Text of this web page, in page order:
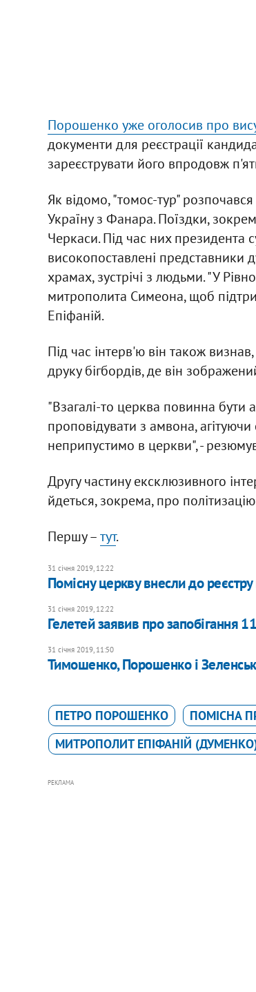
Порошенко уже оголосив про
документи для реєстрації
зареєструвати його впродовж
Як відомо, "томос-тур"
Україну з Фанара. Поїздки,
Черкаси. Під час них президента
високопоставлені представники
храмах, зустрічі з людьми. "У
митрополита Симеона, щоб
Епіфаній.
Під час інтерв'ю він також
друку бігбордів, де він
"Взагалі-то церква повинна
проповідувати з амвона,
неприпустимо в церкви", -
Другу частину ексклюзивного
йдеться, зокрема, про
Першу –тут.
31 січня 2019, 12:22
Помісну церкву внесли до
31 січня 2019, 12:22
Гелетей заявив про запобігання
31 січня 2019, 11:50
Тимошенко, Порошенко і
ПЕТРО ПОРОШЕНКО ПОМІСНА
МИТРОПОЛИТ ЕПІФАНІЙ
РЕКЛАМА